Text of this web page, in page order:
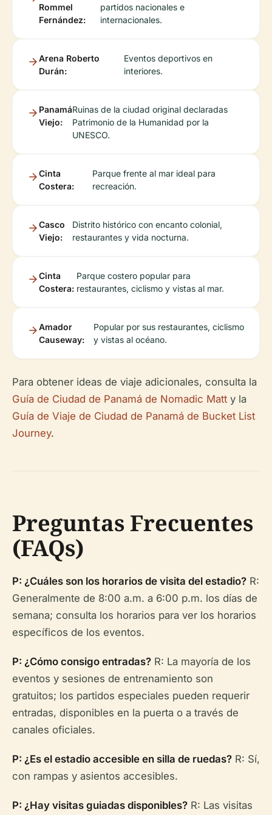
Rommel
Fernández:
partidos nacionales e
internacionales.
Arena Roberto
Durán:
Eventos deportivos en
interiores.
Panamá
Viejo:
Ruinas de la ciudad original declaradas
Patrimonio de la Humanidad por la
UNESCO.
Cinta
Costera:
Parque frente al mar ideal para
recreación.
Casco
Viejo:
Distrito histórico con encanto colonial,
restaurantes y vida nocturna.
Cinta
Costera:
Parque costero popular para
restaurantes, ciclismo y vistas al mar.
Amador
Causeway:
Popular por sus restaurantes, ciclismo
y vistas al océano.
Para obtener ideas de viaje adicionales, consulta la
Guía de Ciudad de Panamá de Nomadic Matt y la
Guía de Viaje de Ciudad de Panamá de Bucket List
Journey.
Preguntas Frecuentes
(FAQs)
P: ¿Cuáles son los horarios de visita del estadio? R:
Generalmente de 8:00 a.m. a 6:00 p.m. los días de
semana; consulta los horarios para ver los horarios
específicos de los eventos.
P: ¿Cómo consigo entradas? R: La mayoría de los
eventos y sesiones de entrenamiento son
gratuitos; los partidos especiales pueden requerir
entradas, disponibles en la puerta o a través de
canales oficiales.
P: ¿Es el estadio accesible en silla de ruedas? R: Sí,
con rampas y asientos accesibles.
P: ¿Hay visitas guiadas disponibles? R: Las visitas